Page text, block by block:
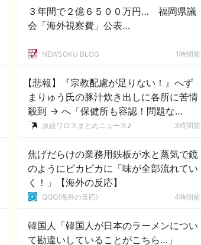
３年間で２億６５００万円… 福岡県議
会「海外視察費」公表…
NEWSOKU BLOG 1時間前
【悲報】『宗教配慮が足りない！』へず
まりゅう氏の豚汁炊き出しに各所に苦情
殺到 → へ「保健所も容認！問題な
し！」ｗｗｗｗｗｗｗｗｗｗｗｗｗｗ
政経ワロスまとめニュース♪ 3時間前
焦げだらけの業務用鉄板が水と蒸気で鏡
のようにピカピカに「味が全部流れてい
く！」【海外の反応】
QQQ(海外の反応) 4時間前
韓国人「韓国人が日本のラーメンについ
て勘違いしていることがこちら…」